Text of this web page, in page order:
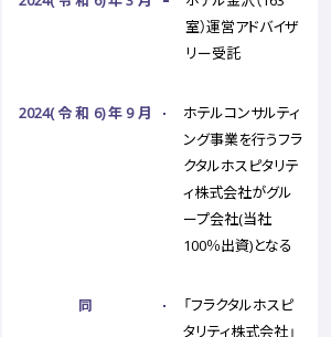
室）運営アドバイザ
リー受託
2024(令和6)年9月
ホテルコンサルティ
ング事業を行うフラ
クタルホスピタリテ
ィ株式会社がグル
ープ会社(当社
100％出資)となる
同
「フラクタルホスピ
タリティ株式会社」